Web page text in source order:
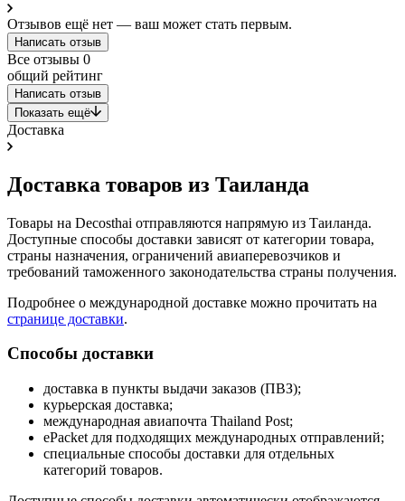
Отзывов ещё нет — ваш может стать первым.
Написать отзыв
Все отзывы 0
общий рейтинг
Написать отзыв
Показать ещё
Доставка
Доставка товаров из Таиланда
Товары на Decosthai отправляются напрямую из Таиланда.
Доступные способы доставки зависят от категории товара,
страны назначения, ограничений авиаперевозчиков и
требований таможенного законодательства страны получения.
Подробнее о международной доставке можно прочитать на
странице доставки.
Способы доставки
доставка в пункты выдачи заказов (ПВЗ);
курьерская доставка;
международная авиапочта Thailand Post;
ePacket для подходящих международных отправлений;
специальные способы доставки для отдельных
категорий товаров.